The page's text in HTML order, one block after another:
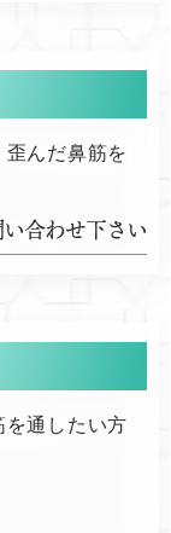
んだ鼻筋を
合わせ下さい
通したい方